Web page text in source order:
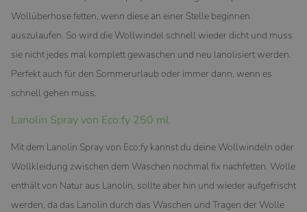
Wollüberhose fetten, wenn diese an einer Stelle beginnen
auszulaufen. So wird die Wollwindel schnell wieder dicht und muss
sie nicht jedes mal komplett gewaschen und neu lanolisiert werden.
Perfekt auch für den Sommerurlaub oder immer dann, wenn es
schnell gehen muss.
Lanolin Spray von Eco:fy 250 ml
Mit dem Lanolin Spray von Eco:fy kannst du deine Wollwindeln oder
Wollkleidung zwischen dem Waschen nochmal fix nachfetten. Wolle
enthält von Natur aus Lanolin, sollte aber hin und wieder aufgefrischt
werden, da das Lanolin durch das Waschen und Tragen der Wolle